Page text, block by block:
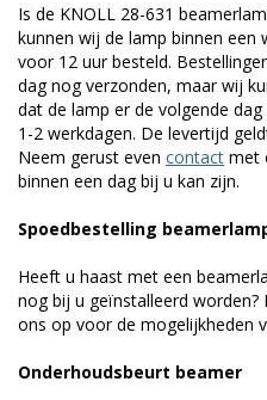
Is de KNOLL 28-631
kunnen wij de lamp binnen een
voor 12 uur besteld.
dag nog verzonden, maar wij
dat de lamp er de volgende
1-2 werkdagen. De levertijd
Neem gerust even contact met
binnen een dag bij u kan zijn.
Spoedbestelling
Heeft u haast met een
nog bij u geïnstalleerd worden?
ons op voor de mogelijkheden
Onderhoudsbeurt beamer